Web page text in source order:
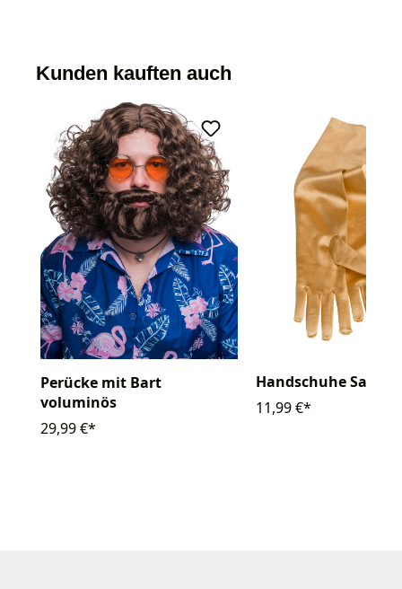
Kunden kauften auch
Perücke mit Bart
voluminös
29,99 €*
Handschuhe Satin
11,99 €*